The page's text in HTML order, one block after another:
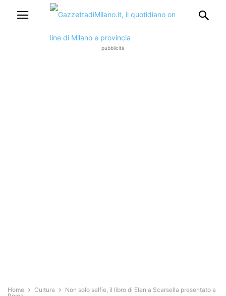
pubblicità
Home Cultura
Non solo selfie, il libro di Elenia Scarsella presentato a